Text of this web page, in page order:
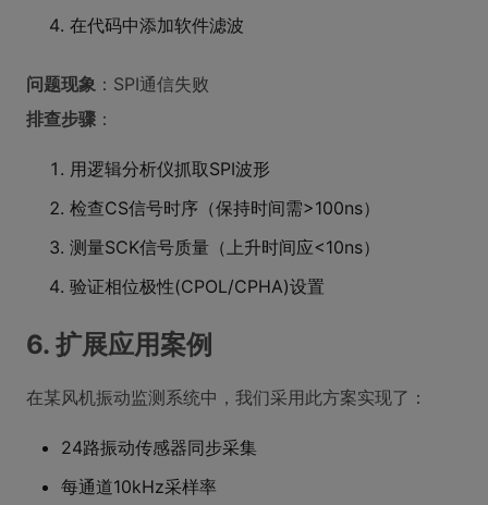
在代码中添加软件滤波
问题现象 ：SPI通信失败
排查步骤 ：
用逻辑分析仪抓取SPI波形
检查CS信号时序（保持时间需>100ns）
测量SCK信号质量（上升时间应<10ns）
验证相位极性(CPOL/CPHA)设置
6. 扩展应用案例
在某风机振动监测系统中，我们采用此方案实现了：
24路振动传感器同步采集
每通道10kHz采样率